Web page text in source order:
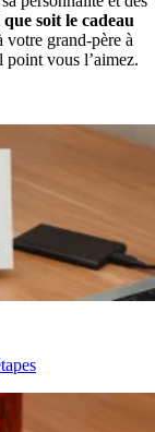
soit le cadeau
votre grand-père à
vous l’aimez.